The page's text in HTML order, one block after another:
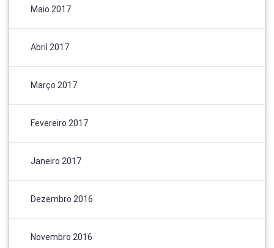
Maio 2017
Abril 2017
Março 2017
Fevereiro 2017
Janeiro 2017
Dezembro 2016
Novembro 2016